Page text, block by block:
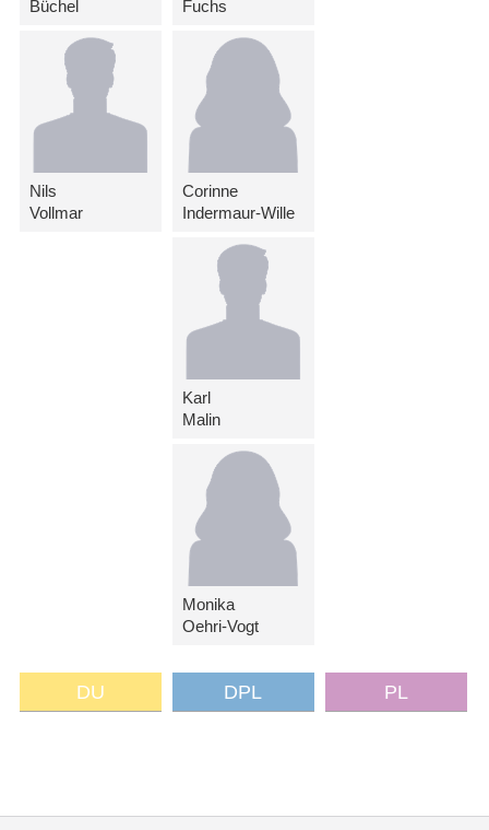
Büchel
Nils
Vollmar
Fuchs
Corinne
Indermaur-Wille
Karl
Malin
Monika
Oehri-Vogt
DU DPL PL